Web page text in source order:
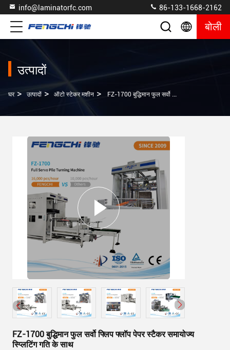
info@laminatorfc.com 86-133-1668-2162
बोली
उत्पादों
घर > उत्पादों > ऑटो स्टेकर मशीन > FZ-1700 बुद्धिमान फुल सर्वो फ्लिप फ्लॉप पेपर स्टैकर समायोज्य स्प्लिटिंग गति के साथ
FZ-1700 बुद्धिमान फुल सर्वो फ्लिप फ्लॉप पेपर स्टैकर समायोज्य
स्प्लिटिंग गति के साथ